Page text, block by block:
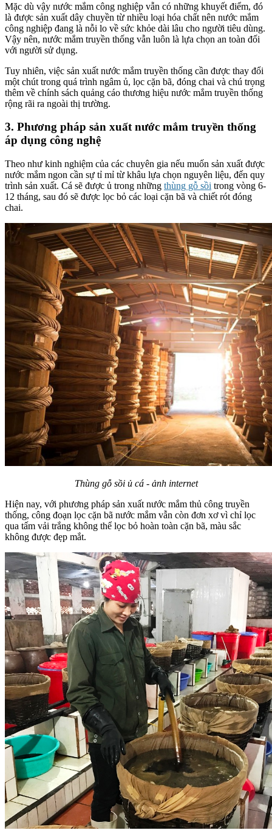
Mặc dù vậy nước mắm công nghiệp vẫn có những khuyết điểm, đó
là được sản xuất dây chuyền từ nhiều loại hóa chất nên nước mắm
công nghiệp đang là nỗi lo về sức khỏe dài lâu cho người tiêu dùng.
Vậy nên, nước mắm truyền thống vẫn luôn là lựa chọn an toàn đối
với người sử dụng.
Tuy nhiên, việc sản xuất nước mắm truyền thống cần được thay đổi
một chút trong quá trình ngâm ủ, lọc cặn bã, đóng chai và chú trọng
thêm về chính sách quảng cáo thương hiệu nước mắm truyền thống
rộng rãi ra ngoài thị trường.
3. Phương pháp sản xuất nước mắm truyền thống
áp dụng công nghệ
Theo như kinh nghiệm của các chuyên gia nếu muốn sản xuất được
nước mắm ngon cần sự tỉ mỉ từ khâu lựa chọn nguyên liệu, đến quy
trình sản xuất. Cá sẽ được ủ trong những thùng gỗ sồi trong vòng 6-
12 tháng, sau đó sẽ được lọc bỏ các loại cặn bã và chiết rót đóng
chai.
Thùng gỗ sồi ủ cá - ảnh internet
Hiện nay, với phương pháp sản xuất nước mắm thủ công truyền
thống, công đoạn lọc cặn bã nước mắm vẫn còn đơn xơ vì chỉ lọc
qua tấm vải trắng không thể lọc bỏ hoàn toàn cặn bã, màu sắc
không được đẹp mắt.